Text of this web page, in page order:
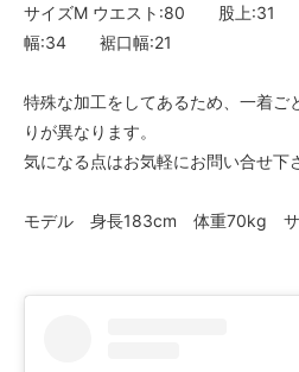
サイズM ウエスト:80 股上
幅:34 裾口幅:21
特殊な加工をしてあるため、一着ご
りが異なります。
気になる点はお気軽にお問い合せ下
モデル 身長183cm 体重70kg サ